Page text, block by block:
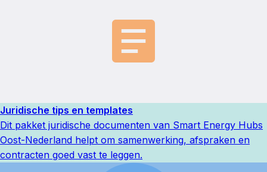
Juridische tips en templates
Dit pakket juridische documenten van Smart Energy Hubs
Oost-Nederland helpt om samenwerking, afspraken en
contracten goed vast te leggen.